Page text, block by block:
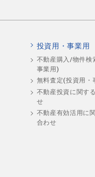
投資用・事業用
不動産購入/物件検
事業用)
無料査定(投資用・
不動産投資に関す
せ
不動産有効活用に
合わせ